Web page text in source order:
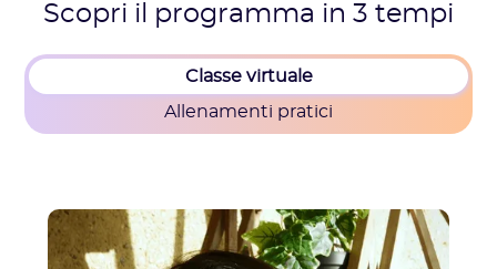
Scopri il programma in 3 tempi
Classe virtuale
Allenamenti pratici